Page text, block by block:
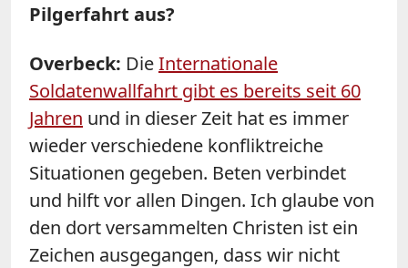
Pilgerfahrt aus?
Overbeck: DieInternationale
Soldatenwallfahrt gibt es bereits seit 60
Jahren und in dieser Zeit hat es immer
wieder verschiedene konfliktreiche
Situationen gegeben. Beten verbindet
und hilft vor allen Dingen. Ich glaube von
den dort versammelten Christen ist ein
Zeichen ausgegangen, dass wir nicht